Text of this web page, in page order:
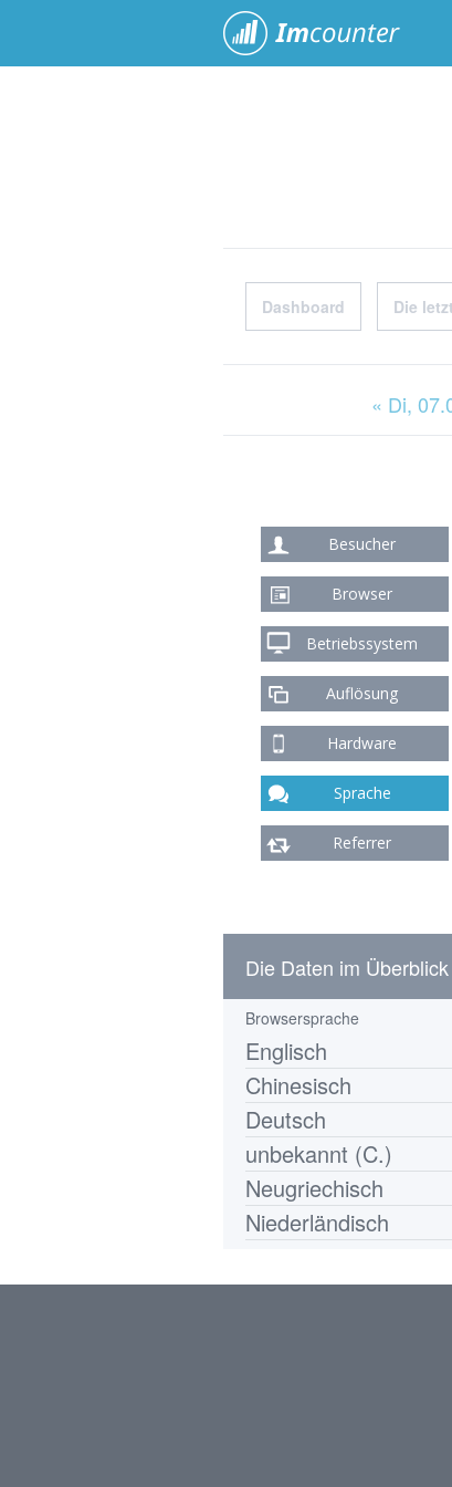
Dashboard Die
« Di,
Besucher
Browser
Betriebssystem
Auflösung
Hardware
Sprache
Referrer
Die Daten im Überblick
Browsersprache
Englisch
Chinesisch
Deutsch
unbekannt (C.)
Neugriechisch
Niederländisch